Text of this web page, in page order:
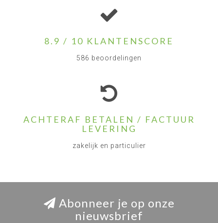
8.9 / 10 KLANTENSCORE
586 beoordelingen
ACHTERAF BETALEN / FACTUUR
LEVERING
zakelijk en particulier
Abonneer je op onze
nieuwsbrief